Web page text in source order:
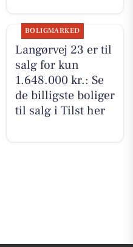
BOLIGMARKED
Langørvej 23 er til
salg for kun
1.648.000 kr.: Se
de billigste boliger
til salg i Tilst her